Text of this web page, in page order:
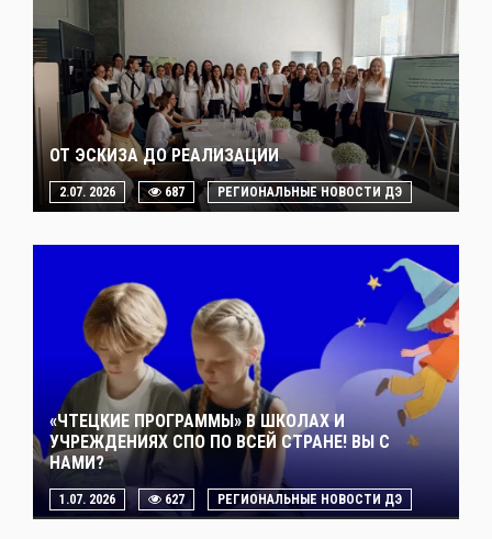
ОТ ЭСКИЗА ДО РЕАЛИЗАЦИИ
2.07. 2026 687 РЕГИОНАЛЬНЫЕ НОВОСТИ ДЭ
«ЧТЕЦКИЕ ПРОГРАММЫ» В ШКОЛАХ И
УЧРЕЖДЕНИЯХ СПО ПО ВСЕЙ СТРАНЕ! ВЫ С
НАМИ?
1.07. 2026 627 РЕГИОНАЛЬНЫЕ НОВОСТИ ДЭ